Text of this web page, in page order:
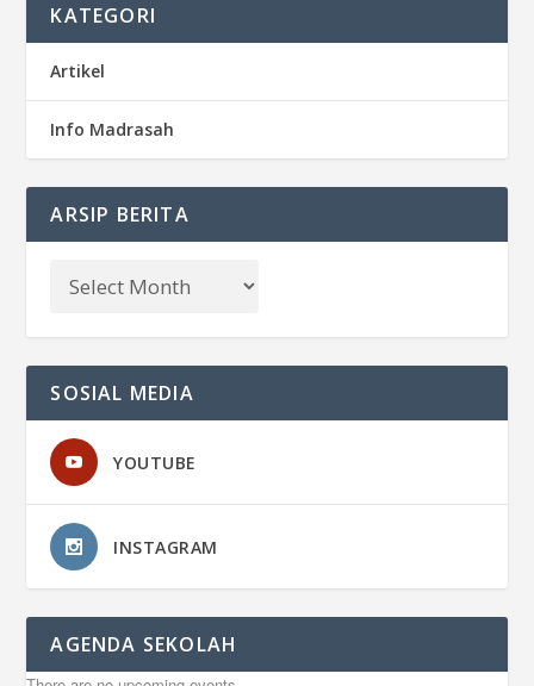
KATEGORI
Artikel
Info Madrasah
ARSIP BERITA
SOSIAL MEDIA
YOUTUBE
INSTAGRAM
AGENDA SEKOLAH